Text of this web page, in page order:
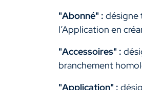
"Abonné" : désigne
l’Application en
"Accessoires" :
branchement
"Application" :